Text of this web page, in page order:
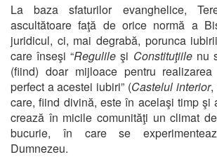
La baza sfaturilor evanghelice,
ascultătoare faţă de orice normă a
juridicul, ci, mai degrabă, porunca
care înseşi “Regulile şi Constituţiilenu
(fiind) doar mijloace pentru
perfect a acestei iubiri” (Castelul interior,
care, fiind divină, este în acelaşi timp şi
crează în micile comunităţi un climat
bucurie, în care se
Dumnezeu.